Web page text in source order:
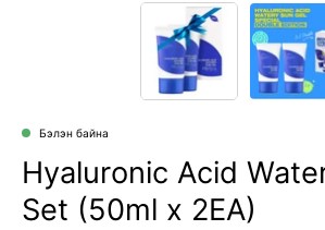
Бэлэн байна
Hyaluronic Acid
Set (50ml x 2EA)